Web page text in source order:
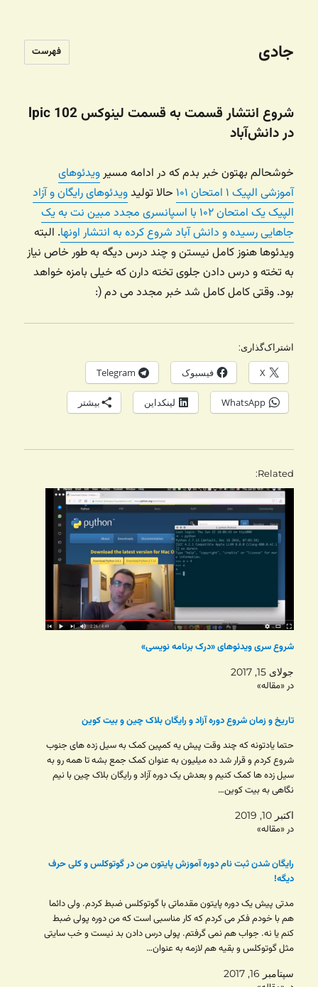
جادی فهرست
شروع انتشار قسمت به قسمت لینوکس lpic 102
در دانش‌آباد
خوشحالم بهتون خبر بدم که در ادامه مسیرویدئوهای
آموزشی الپیک ۱ امتحان ۱۰۱
حالا تولیدویدئوهای رایگان و آزاد
الپیک یک امتحان ۱۰۲ با اسپانسری مجدد مبین نت به یک
جاهایی رسیده و دانش آباد شروع کرده به انتشار اونها. البته
ویدئوها هنوز کامل نیستن و چند درس دیگه به طور خاص نیاز
به تخته و درس دادن جلوی تخته دارن که خیلی بامزه خواهد
بود. وقتی کامل کامل شد خبر مجدد می دم (:
اشتراک‌گذاری:
X فیسبوک Telegram
WhatsApp لینکداین بیشتر
Related
شروع سری ویدئوهای «درک برنامه نویسی»
جولای 15, 2017
در «مقاله»
تاریخ و زمان شروع دوره آزاد و رایگان بلاک چین و بیت کوین
حتما یادتونه که چند وقت پیش یه کمپین کمک به سیل زده های جنوب
شروع کردم و قرار شد ده میلیون به عنوان کمک جمع بشه تا همه رو به
سیل زده ها کمک کنیم و بعدش یک دوره آزاد و رایگان بلاک چین با نیم
نگاهی به بیت کوین…
اکتبر 10, 2019
در «مقاله»
رایگان شدن ثبت نام دوره آموزش پایتون من در گوتوکلس و کلی حرف
دیگه!
مدتی پیش یک دوره پایتون مقدماتی با گوتوکلس ضبط کردم. ولی دائما
هم با خودم فکر می کردم که کار مناسبی است که من دوره پولی ضبط
کنم یا نه. جواب هم نمی گرفتم. پولی درس دادن بد نیست و خب سایتی
مثل گوتوکلس و بقیه هم لازمه به عنوان…
سپتامبر 16, 2017